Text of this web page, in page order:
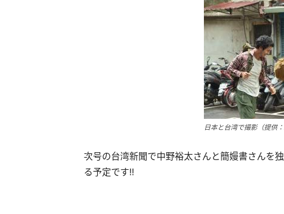
日本と台湾で撮影（提供
次号の台湾新聞で中野裕太さんと簡嫚書さんを
る予定です!!